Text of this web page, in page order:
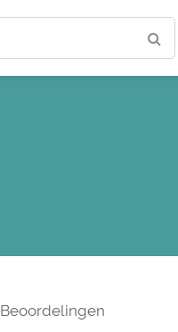
Beoordelingen